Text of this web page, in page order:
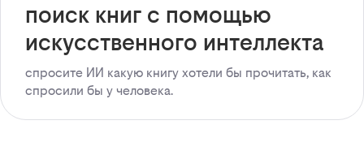
поиск книг с помощью
искусственного интеллекта
спросите ИИ какую книгу хотели бы прочитать, как
спросили бы у человека.